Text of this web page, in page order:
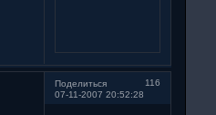
Поделиться
116
07-11-2007 20:52:28